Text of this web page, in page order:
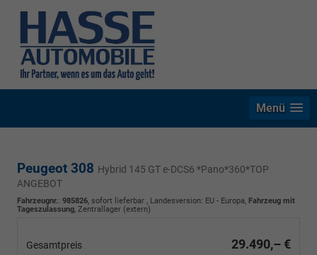
Menü
Peugeot 308 Hybrid 145 GT e-DCS6 *Pano*360*TOP
ANGEBOT
Fahrzeugnr.: 985826, sofort lieferbar , Landesversion: EU - Europa, Fahrzeug mit
Tageszulassung, Zentrallager (extern)
Gesamtpreis 29.490,– €